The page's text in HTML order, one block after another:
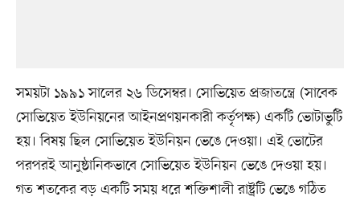
সময়টা ১৯৯১ সালের ২৬ ডিসেম্বর। সোভিয়েত প্রজাতন্ত্রে (সাবেক
সোভিয়েত ইউনিয়নের আইনপ্রণয়নকারী কর্তৃপক্ষ) একটি ভোটাভুটি
হয়। বিষয় ছিল সোভিয়েত ইউনিয়ন ভেঙে দেওয়া। এই ভোটের
পরপরই আনুষ্ঠানিকভাবে সোভিয়েত ইউনিয়ন ভেঙে দেওয়া হয়।
গত শতকের বড় একটি সময় ধরে শক্তিশালী রাষ্ট্রটি ভেঙে গঠিত